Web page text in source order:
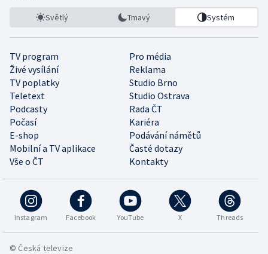
Světlý Tmavý Systém
TV program
Pro média
Živé vysílání
Reklama
TV poplatky
Studio Brno
Teletext
Studio Ostrava
Podcasty
Rada ČT
Počasí
Kariéra
E-shop
Podávání námětů
Mobilní a TV aplikace
Časté dotazy
Vše o ČT
Kontakty
Instagram Facebook YouTube X Threads
© Česká televize